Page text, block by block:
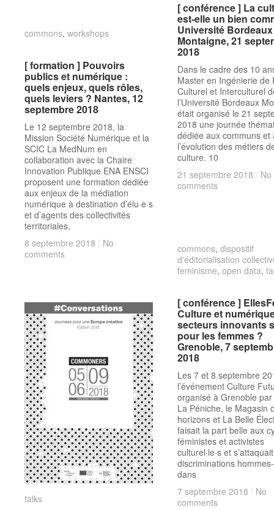
[ conférence ] La
est-elle un bien
Université Bordeaux
Montaigne, 21
2018
Dans le cadre des 10
Master en Ingénierie de
Culturel et Interculturel
l’Université Bordeaux
était organisé le 21
2018 une journée
dédiée aux communs et
l’évolution des métiers
culture. 10
21 septembre 2018 / No
comments
[ conférence ] La
est-elle un bien
Université Bordeaux
Montaigne, 21
2018
21 septembre 2018 / No
comments
commons, workshops
[ formation ] Pouvoirs
publics et numérique :
quels enjeux, quels rôles,
quels leviers ? Nantes, 12
septembre 2018
Le 12 septembre 2018, la
Mission Société Numérique et la
SCIC La MedNum en
collaboration avec la Chaire
Innovation Publique ENA ENSCI
proposent une formation dédiée
aux enjeux de la médiation
numérique à destination d’élu·e·s
et d’agents des collectivités
territoriales.
8 septembre 2018 / No
comments
commons workshops
[ formation ] Pouvoirs
publics et numérique :
quels enjeux, quels rôles,
quels leviers ? Nantes, 12
septembre 2018
8 septembre 2018 / No
comments
commons, dispositif
d'éditorialisation
feminisme, open data,
[ conférence ]
Culture et
secteurs innovants
pour les femmes ?
Grenoble, 7
2018
Les 7 et 8 septembre
l’événement Culture
organisé à Grenoble
La Péniche, le Magasin
horizons et La Belle
faisait la part belle aux
féministes et activistes
culturel·le·s et
discriminations
dans
7 septembre 2018 / No
comments
commons dispositif
d'éditorialisation
feminisme open data
[ conférence ]
Culture et
secteurs innovants
pour les femmes ?
Grenoble, 7
2018
7 septembre 2018 / No
comments
talks
talks